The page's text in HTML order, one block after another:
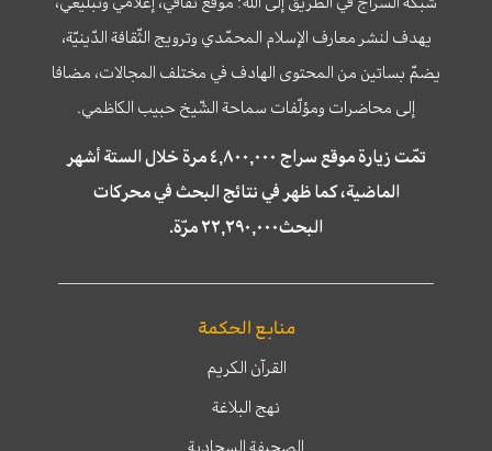
يهدف لنشر معارف الإسلام المحمّدي وترويج الثّقافة الدّينيّة،
يضمّ بساتين من المحتوى الهادف في مختلف المجالات، مضافا
إلى محاضرات ومؤلّفات سماحة الشّيخ حبيب الكاظمي.
تمّت زيارة موقع سراج ٤,٨٠٠,٠٠٠ مرة خلال الستة أشهر
الماضية، كما ظهر في نتائج البحث في محركات
البحث٢٢,٢٩٠,٠٠٠ مرّة.
منابع الحكمة
القرآن الكريم
نهج البلاغة
الصحيفة السجادية